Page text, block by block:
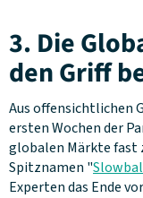
3. Die
den Griff
Aus offensichtlichen
ersten Wochen der
globalen Märkte fast
Spitznamen "
Experten das Ende